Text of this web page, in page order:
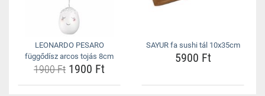
LEONARDO PESARO
függődísz arcos tojás 8cm
1900 Ft 1900 Ft
SAYUR fa sushi tál 10x35cm
5900 Ft